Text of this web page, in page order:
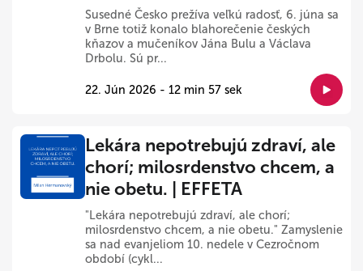
Susedné Česko prežíva veľkú radosť, 6. júna sa
v Brne totiž konalo blahorečenie českých
kňazov a mučeníkov Jána Bulu a Václava
Drbolu. Sú pr...
22. Jún 2026 - 12 min 57 sek
Lekára nepotrebujú zdraví, ale
chorí; milosrdenstvo chcem, a
nie obetu. | EFFETA
"Lekára nepotrebujú zdraví, ale chorí;
milosrdenstvo chcem, a nie obetu." Zamyslenie
sa nad evanjeliom 10. nedele v Cezročnom
období (cykl...